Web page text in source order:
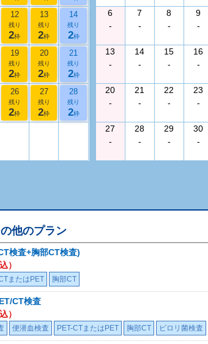
12
残り
2枠
13
残り
2枠
14
残り
2枠
19
残り
2枠
20
残り
2枠
21
残り
2枠
26
残り
2枠
27
残り
2枠
28
残り
2枠
6
-
7
-
8
-
9
-
13
-
14
-
15
-
16
-
20
-
21
-
22
-
23
-
27
-
28
-
29
-
30
-
の他のプラン
検査+胸部CT検査)
）
またはPET 胸部CT
CT検査
）
便潜血検査 PET-CTまたはPET 胸部CT ピロリ菌検査